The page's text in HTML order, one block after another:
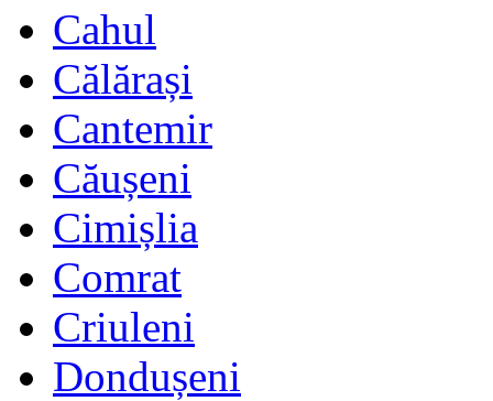
Cahul
Călărași
Cantemir
Căușeni
Cimișlia
Comrat
Criuleni
Dondușeni